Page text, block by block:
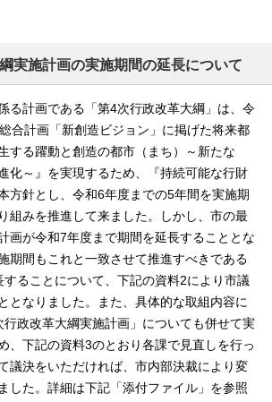
実施計画の実施期間の延長について
る計画である「第4次行政改革大綱」は、令
合計画「新創造ビジョン」に掲げた将来都
する躍動と創造の都市（まち）～新たな
化～』を実現するため、『持続可能な行財
方針とし、令和6年度までの5年間を実施期
組みを推進して来ました。しかし、市の最
画が令和7年度まで期間を延長することとな
期間もこれと一致させて推進すべきである
することについて、下記の資料2により市議
となりました。また、具体的な取組内容に
政改革大綱実施計画」についても併せて実
、下記の資料3のとおり各課で見直しを行っ
議決をいただければ、市内部決裁により変
した。詳細は下記「添付ファイル」を参照